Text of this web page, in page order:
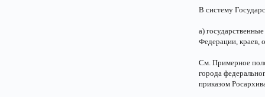
В систему
а)
Федерации, краев,
См. Примерное
города
приказом